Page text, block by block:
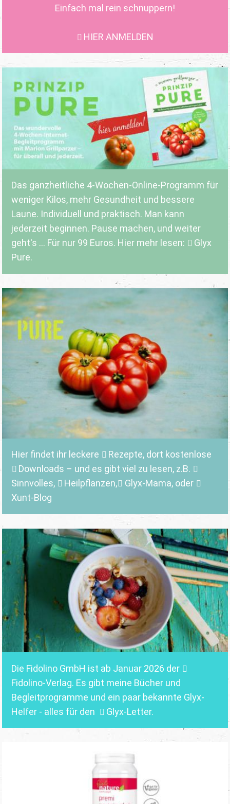
Einfach mal rein schnuppern!
HIER ANMELDEN
Das ganzheitliche 4-Wochen-Online-Programm für
weniger Kilos, mehr Gesundheit und bessere
Laune. Individuell und praktisch. Man kann
jederzeit beginnen. Pause machen, und weiter
geht's ... Für nur 99 Euros. Hier mehr lesen:
Glyx
Pure.
Hier findet ihr leckere Rezepte, dort kostenlose
Downloads – und es gibt viel zu lesen, z.B.
Sinnvolles, Heilpflanzen, Glyx-Mama,oder
Xunt-Blog
Die Fidolino GmbH ist ab Januar 2026 der
Fidolino-Verlag. Es gibt meine Bücher und
Begleitprogramme und ein paar bekannte Glyx-
Helfer - alles für den
Glyx-Letter.